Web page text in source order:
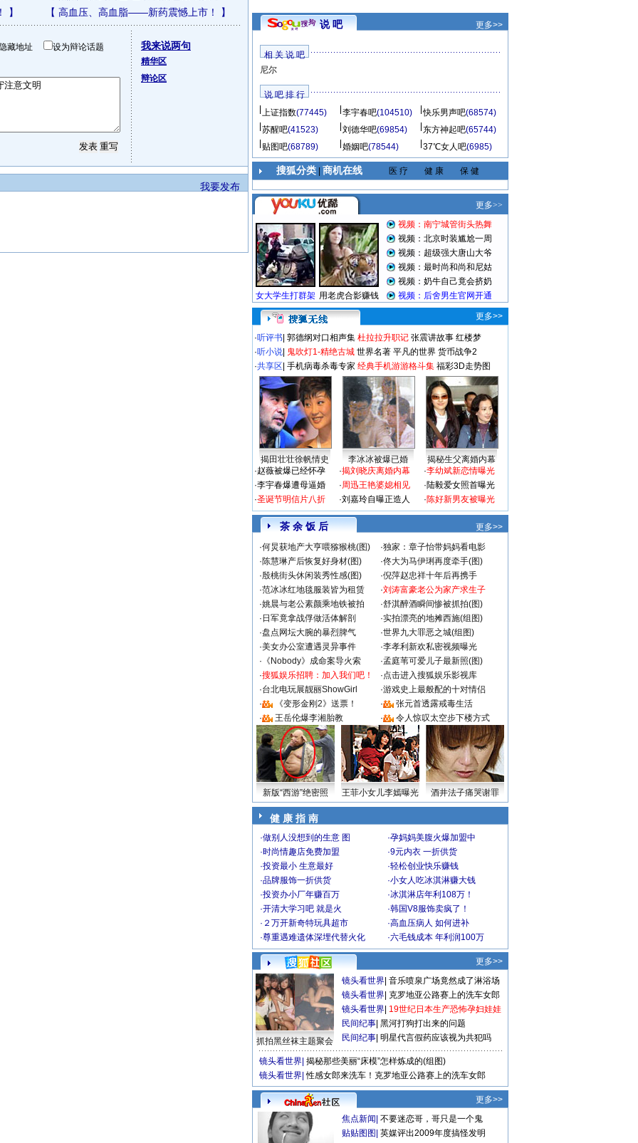
】 【 高血压、高血脂——新药震憾上市！ 】
藏地址 设为辩论话题 我来说两句
精华区
辩论区
我要发布
说 吧 更多>>
相 关 说 吧
尼尔
说 吧 排 行
上证指数(77445) 李宇春吧(104510) 快乐男声吧(68574)
苏醒吧(41523) 刘德华吧(69854) 东方神起吧(65744)
贴图吧(68789) 婚姻吧(78544) 37℃女人吧(6985)
搜狐分类| 商机在线 医 疗 健 康 保 健
更多>>
·听评书 郭德纲对口相声集 杜拉拉升职记 张震讲故事 红楼梦
·听小说 鬼吹灯1-精绝古城 世界名著 平凡的世界 货币战争2
·共享区 手机病毒杀毒专家 经典手机游游格斗集 福彩3D走势图
揭田壮壮徐帆情史 李冰冰被爆已婚
揭秘生父离婚内幕
·赵薇被爆已经怀孕
·李宇春爆遭母逼婚
·圣诞节明信片八折
·揭刘晓庆离婚内幕
·周迅王艳婆媳相见
·刘嘉玲自曝正造人
·李幼斌新恋情曝光
·陆毅爱女照首曝光
·陈好新男友被曝光
茶 余 饭 后
更多>>
·何炅获地产大亨喂猕猴桃(图) ·独家：章子怡带妈妈看电影
·陈慧琳产后恢复好身材(图) ·佟大为马伊琍再度牵手(图)
·殷桃街头休闲装秀性感(图) ·倪萍赵忠祥十年后再携手
·范冰冰红地毯服装皆为租赁 ·刘涛富豪老公为家产求生子
·姚晨与老公素颜乘地铁被拍 ·舒淇醉酒瞬间惨被抓拍(图)
· 日军竟拿战俘做活体解剖 ·实拍漂亮的地摊西施(组图)
·盘点网坛大腕的暴烈脾气 ·世界九大罪恶之城(组图)
·美女办公室遭遇灵异事件 ·李孝利新欢私密视频曝光
· 《Nobody》成命案导火索 ·孟庭苇可爱儿子最新照(图)
·搜狐娱乐招聘：加入我们吧！ ·点击进入搜狐娱乐影视库
·台北电玩展靓丽ShowGirl ·游戏史上最般配的十对情侣
·
《变形金刚2》送票！ ·
张元首透露戒毒生活
·
王岳伦爆李湘胎教 · 令人惊叹太空步下楼方式
新版“西游”绝密照 王菲小女儿李嫣曝光 酒井法子痛哭谢罪
健 康 指 南
·做别人没想到的生意 图 ·孕妈妈美腹火爆加盟中
·时尚情趣店免费加盟 ·9元内衣 一折供货
·投资最小 生意最好 ·轻松创业快乐赚钱
·品牌服饰一折供货 ·小女人吃冰淇淋赚大钱
·投资办小厂年赚百万 ·冰淇淋店年利108万！
·开清大学习吧 就是火 ·韩国V8服饰卖疯了！
· ２万开新奇特玩具超市 ·高血压病人 如何进补
·尊重遇难遗体深埋代替火化 ·六毛钱成本 年利润100万
更多>>
抓拍黑丝袜主题聚会
镜头看世界 音乐喷泉广场竟然成了淋浴场
镜头看世界 克罗地亚公路赛上的洗车女郎
镜头看世界 19世纪日本生产恐怖孕妇娃娃
民间纪事 黑河打狗打出来的问题
民间纪事 明星代言假药应该视为共犯吗
镜头看世界 揭秘那些美丽“床模”怎样炼成的(组图)
镜头看世界 性感女郎来洗车！克罗地亚公路赛上的洗车女郎
更多>>
焦点新闻 不要迷恋哥，哥只是一个鬼
贴贴图图 英媒评出2009年度搞怪发明